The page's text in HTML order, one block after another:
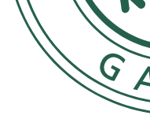
Phosphate, Pentylene
Oil, Disodium EDTA,
Gluconate, Sodium
Gluconate, Spirulina
Sorbate, Malpighia
Maltodextrin, Citral,